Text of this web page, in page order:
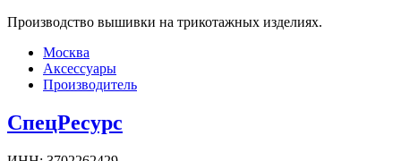
Производство вышивки на трикотажных изделиях.
Москва
Аксессуары
Производитель
СпецРесурс